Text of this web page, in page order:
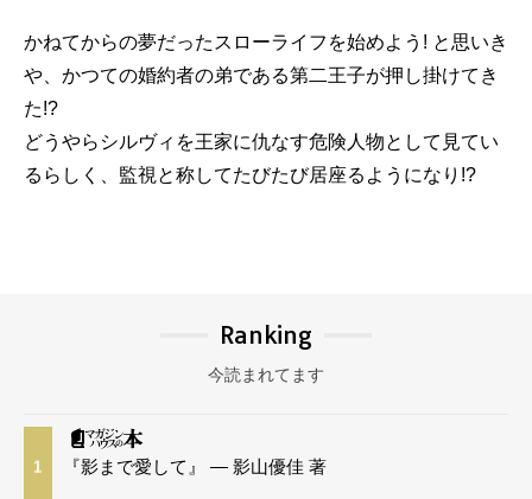
かねてからの夢だったスローライフを始めよう! と思いき
や、かつての婚約者の弟である第二王子が押し掛けてき
た!?
どうやらシルヴィを王家に仇なす危険人物として見てい
るらしく、監視と称してたびたび居座るようになり!?
Ranking
今読まれてます
1 『影まで愛して』 — 影山優佳 著